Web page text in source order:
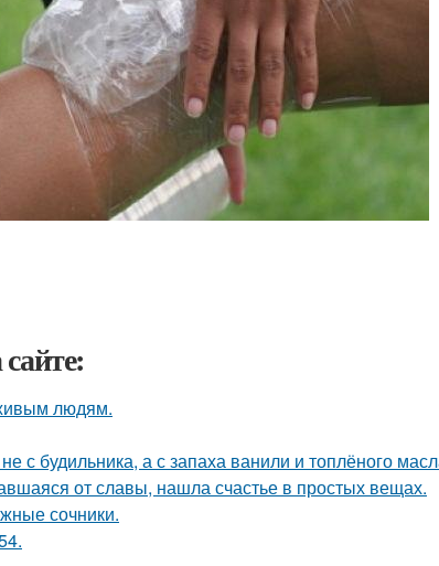
людям.
с будильника, а с запаха ванили и топлёного
от славы, нашла счастье в простых вещах.
сочники.